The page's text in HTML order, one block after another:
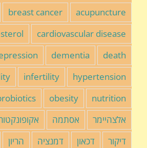
acupuncture
breast cancer
cardiovascular disease
death
dementia
hypertension
infertility
nutrition
obesity
אלצהיימר
אסתמה
דיקור
דכאון דמנציה הריון